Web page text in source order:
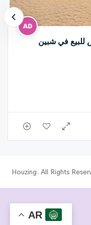
للبيع في شبين
AR